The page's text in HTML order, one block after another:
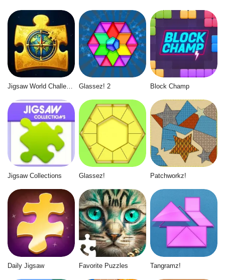
Glassez! 2 Block Champ
Jigsaw Collections Glassez! Patchworkz!
Daily Jigsaw Favorite Puzzles Tangramz!